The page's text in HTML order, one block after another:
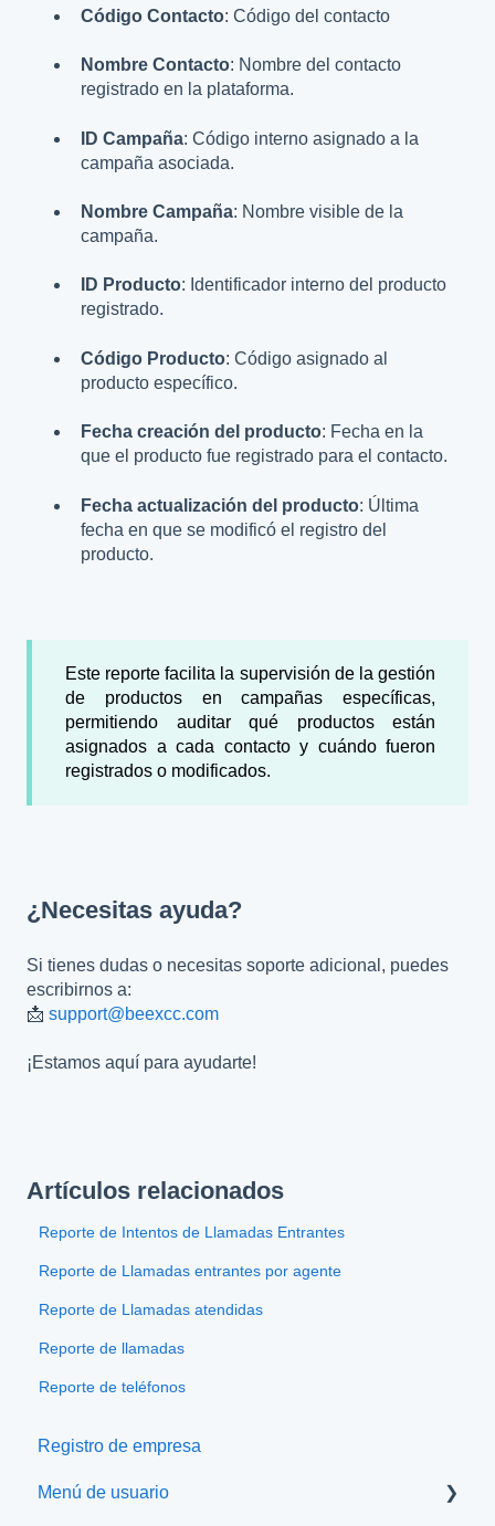
Código Contacto: Código del contacto
Nombre Contacto: Nombre del contacto
registrado en la plataforma.
ID Campaña: Código interno asignado a la
campaña asociada.
Nombre Campaña: Nombre visible de la
campaña.
ID Producto: Identificador interno del producto
registrado.
Código Producto: Código asignado al
producto específico.
Fecha creación del producto: Fecha en la
que el producto fue registrado para el contacto.
Fecha actualización del producto: Última
fecha en que se modificó el registro del
producto.
Este reporte facilita la supervisión de la gestión
de productos en campañas específicas,
permitiendo auditar qué productos están
asignados a cada contacto y cuándo fueron
registrados o modificados.
¿Necesitas ayuda?
Si tienes dudas o necesitas soporte adicional, puedes
escribirnos a:
📩 support@beexcc.com
¡Estamos aquí para ayudarte!
Artículos relacionados
Reporte de Intentos de Llamadas Entrantes
Reporte de Llamadas entrantes por agente
Reporte de Llamadas atendidas
Reporte de llamadas
Reporte de teléfonos
Registro de empresa
Menú de usuario